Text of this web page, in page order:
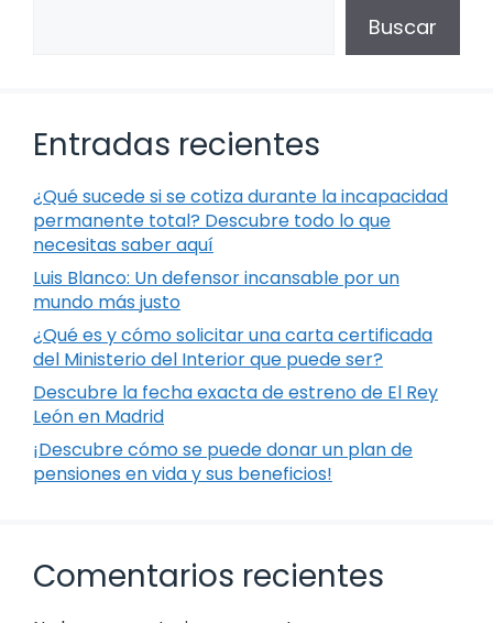
Buscar
Entradas recientes
¿Qué sucede si se cotiza durante la incapacidad
permanente total? Descubre todo lo que
necesitas saber aquí
Luis Blanco: Un defensor incansable por un
mundo más justo
¿Qué es y cómo solicitar una carta certificada
del Ministerio del Interior que puede ser?
Descubre la fecha exacta de estreno de El Rey
León en Madrid
¡Descubre cómo se puede donar un plan de
pensiones en vida y sus beneficios!
Comentarios recientes